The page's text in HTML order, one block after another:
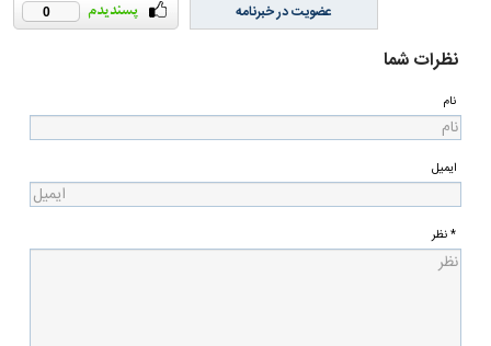
0 عضویت در خبرنامه
نظرات شما
نام
ایمیل
* نظر